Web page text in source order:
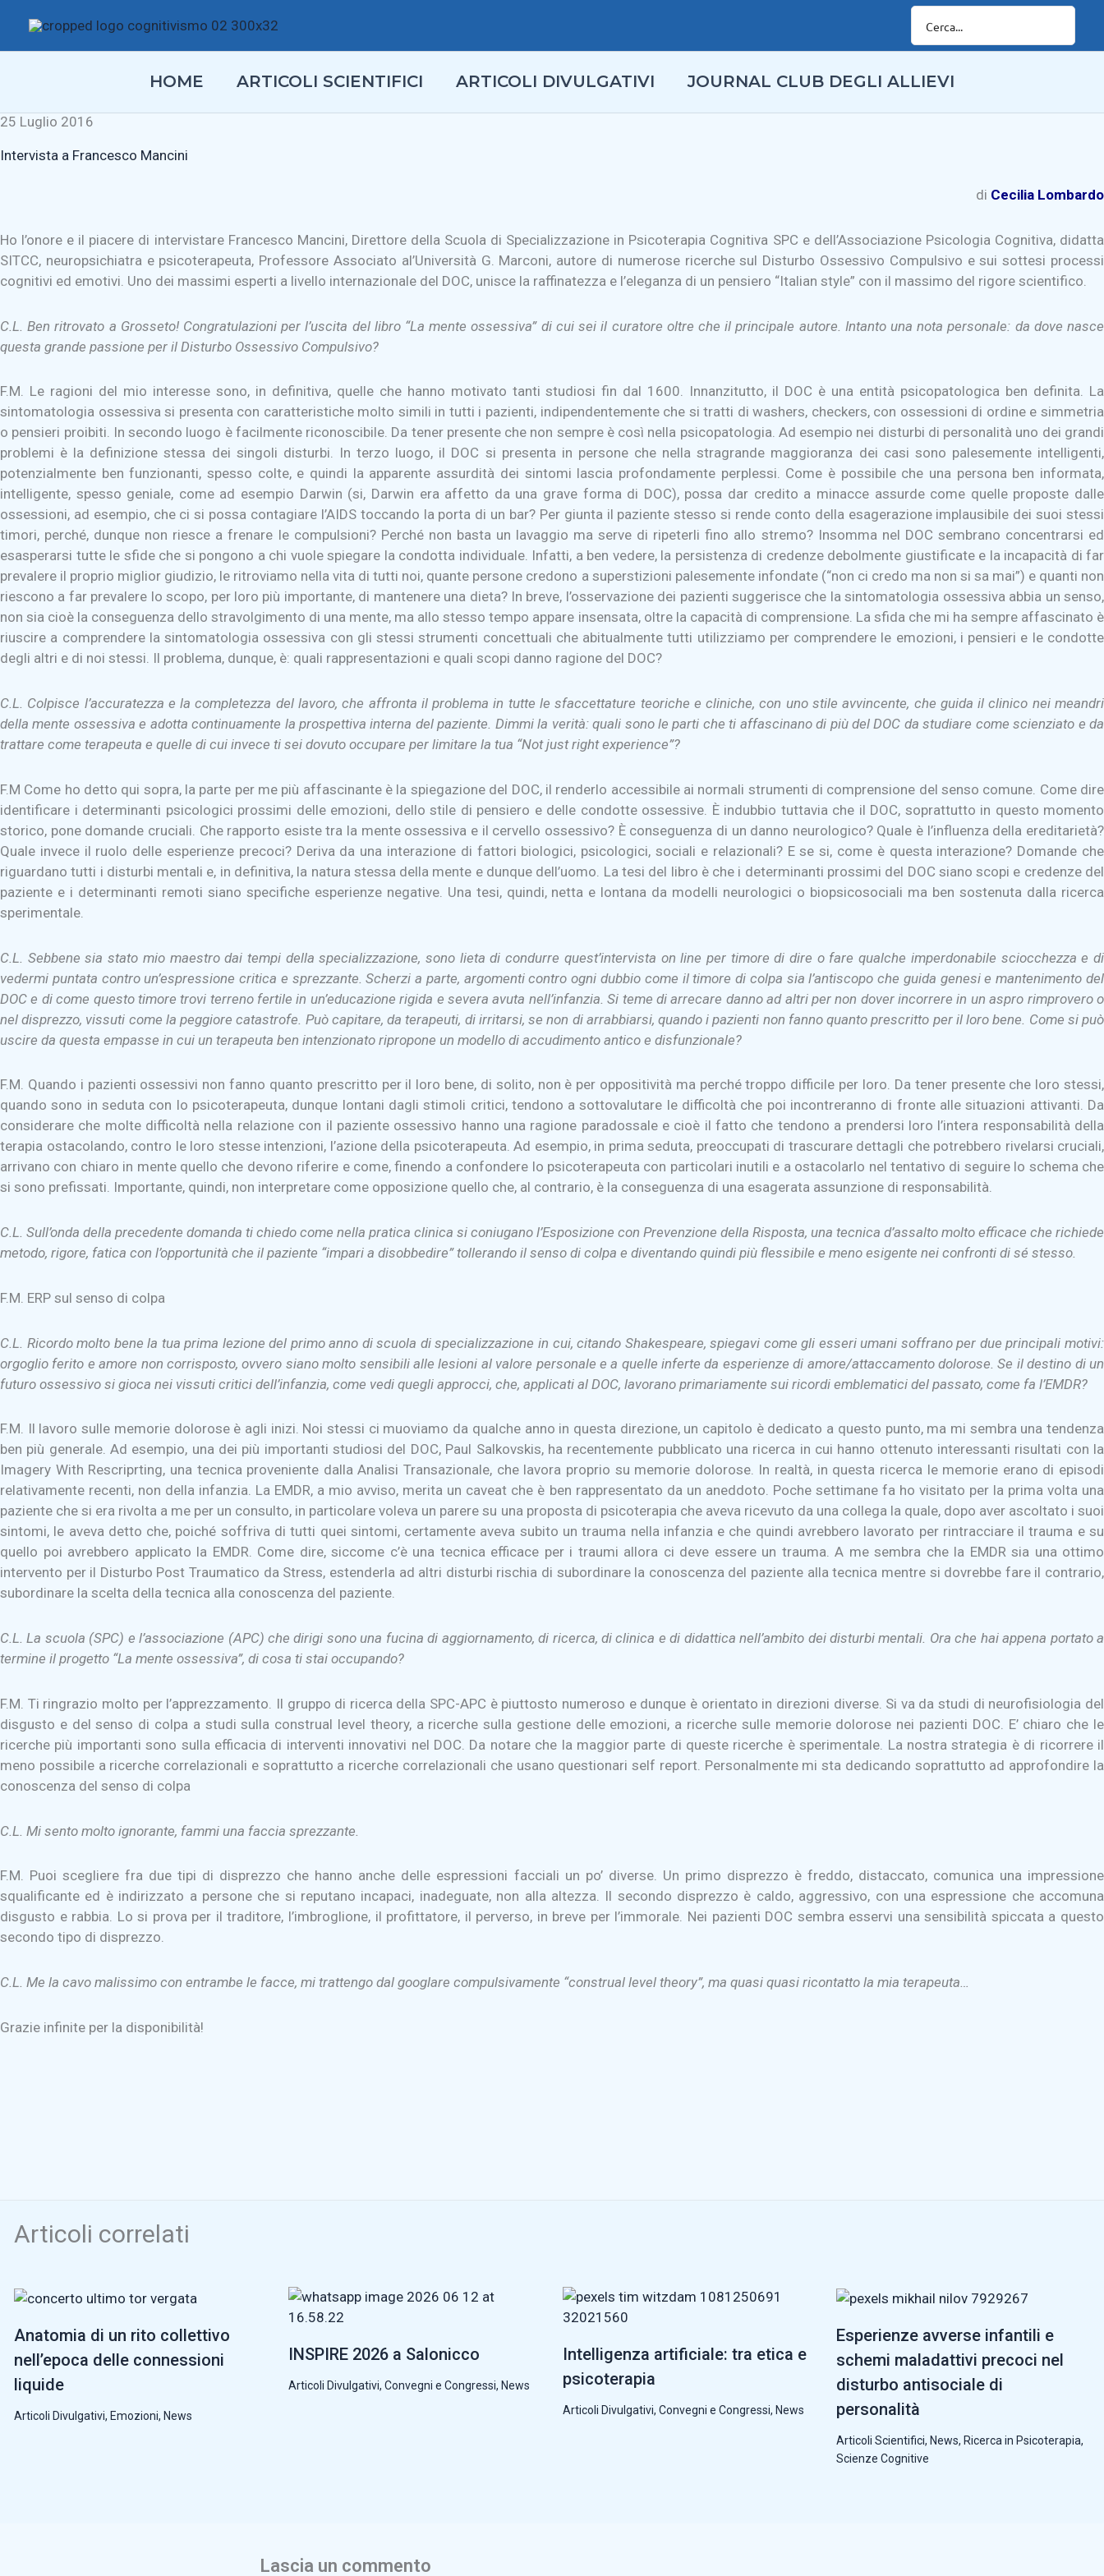
contenuto
HOME ARTICOLI SCIENTIFICI ARTICOLI DIVULGATIVI JOURNAL CLUB DEGLI ALLIEVI
25 Luglio 2016
Intervista a Francesco Mancini
di Cecilia Lombardo
Ho l’onore e il piacere di intervistare Francesco Mancini, Direttore della Scuola di Specializzazione in Psicoterapia Cognitiva SPC e dell’Associazione Psicologia Cognitiva, didatta
SITCC, neuropsichiatra e psicoterapeuta, Professore Associato al’Università G. Marconi, autore di numerose ricerche sul Disturbo Ossessivo Compulsivo e sui sottesi processi
cognitivi ed emotivi. Uno dei massimi esperti a livello internazionale del DOC, unisce la raffinatezza e l’eleganza di un pensiero “Italian style” con il massimo del rigore scientifico.
C.L. Ben ritrovato a Grosseto! Congratulazioni per l’uscita del libro “La mente ossessiva” di cui sei il curatore oltre che il principale autore. Intanto una nota personale: da dove nasce
questa grande passione per il Disturbo Ossessivo Compulsivo?
F.M. Le ragioni del mio interesse sono, in definitiva, quelle che hanno motivato tanti studiosi fin dal 1600. Innanzitutto, il DOC è una entità psicopatologica ben definita. La
sintomatologia ossessiva si presenta con caratteristiche molto simili in tutti i pazienti, indipendentemente che si tratti di washers, checkers, con ossessioni di ordine e simmetria
o pensieri proibiti. In secondo luogo è facilmente riconoscibile. Da tener presente che non sempre è così nella psicopatologia. Ad esempio nei disturbi di personalità uno dei grandi
problemi è la definizione stessa dei singoli disturbi. In terzo luogo, il DOC si presenta in persone che nella stragrande maggioranza dei casi sono palesemente intelligenti,
potenzialmente ben funzionanti, spesso colte, e quindi la apparente assurdità dei sintomi lascia profondamente perplessi. Come è possibile che una persona ben informata,
intelligente, spesso geniale, come ad esempio Darwin (si, Darwin era affetto da una grave forma di DOC), possa dar credito a minacce assurde come quelle proposte dalle
ossessioni, ad esempio, che ci si possa contagiare l’AIDS toccando la porta di un bar? Per giunta il paziente stesso si rende conto della esagerazione implausibile dei suoi stessi
timori, perché, dunque non riesce a frenare le compulsioni? Perché non basta un lavaggio ma serve di ripeterli fino allo stremo? Insomma nel DOC sembrano concentrarsi ed
esasperarsi tutte le sfide che si pongono a chi vuole spiegare la condotta individuale. Infatti, a ben vedere, la persistenza di credenze debolmente giustificate e la incapacità di far
prevalere il proprio miglior giudizio, le ritroviamo nella vita di tutti noi, quante persone credono a superstizioni palesemente infondate (“non ci credo ma non si sa mai”) e quanti non
riescono a far prevalere lo scopo, per loro più importante, di mantenere una dieta? In breve, l’osservazione dei pazienti suggerisce che la sintomatologia ossessiva abbia un senso,
non sia cioè la conseguenza dello stravolgimento di una mente, ma allo stesso tempo appare insensata, oltre la capacità di comprensione. La sfida che mi ha sempre affascinato è
riuscire a comprendere la sintomatologia ossessiva con gli stessi strumenti concettuali che abitualmente tutti utilizziamo per comprendere le emozioni, i pensieri e le condotte
degli altri e di noi stessi. Il problema, dunque, è: quali rappresentazioni e quali scopi danno ragione del DOC?
C.L. Colpisce l’accuratezza e la completezza del lavoro, che affronta il problema in tutte le sfaccettature teoriche e cliniche, con uno stile avvincente, che guida il clinico nei meandri
della mente ossessiva e adotta continuamente la prospettiva interna del paziente. Dimmi la verità: quali sono le parti che ti affascinano di più del DOC da studiare come scienziato e da
trattare come terapeuta e quelle di cui invece ti sei dovuto occupare per limitare la tua “Not just right experience”?
F.M Come ho detto qui sopra, la parte per me più affascinante è la spiegazione del DOC, il renderlo accessibile ai normali strumenti di comprensione del senso comune. Come dire
identificare i determinanti psicologici prossimi delle emozioni, dello stile di pensiero e delle condotte ossessive. È indubbio tuttavia che il DOC, soprattutto in questo momento
storico, pone domande cruciali. Che rapporto esiste tra la mente ossessiva e il cervello ossessivo? È conseguenza di un danno neurologico? Quale è l’influenza della ereditarietà?
Quale invece il ruolo delle esperienze precoci? Deriva da una interazione di fattori biologici, psicologici, sociali e relazionali? E se si, come è questa interazione? Domande che
riguardano tutti i disturbi mentali e, in definitiva, la natura stessa della mente e dunque dell’uomo. La tesi del libro è che i determinanti prossimi del DOC siano scopi e credenze del
paziente e i determinanti remoti siano specifiche esperienze negative. Una tesi, quindi, netta e lontana da modelli neurologici o biopsicosociali ma ben sostenuta dalla ricerca
sperimentale.
C.L. Sebbene sia stato mio maestro dai tempi della specializzazione, sono lieta di condurre quest’intervista on line per timore di dire o fare qualche imperdonabile sciocchezza e di
vedermi puntata contro un’espressione critica e sprezzante. Scherzi a parte, argomenti contro ogni dubbio come il timore di colpa sia l’antiscopo che guida genesi e mantenimento del
DOC e di come questo timore trovi terreno fertile in un’educazione rigida e severa avuta nell’infanzia. Si teme di arrecare danno ad altri per non dover incorrere in un aspro rimprovero o
nel disprezzo, vissuti come la peggiore catastrofe. Può capitare, da terapeuti, di irritarsi, se non di arrabbiarsi, quando i pazienti non fanno quanto prescritto per il loro bene. Come si può
uscire da questa empasse in cui un terapeuta ben intenzionato ripropone un modello di accudimento antico e disfunzionale?
F.M. Quando i pazienti ossessivi non fanno quanto prescritto per il loro bene, di solito, non è per oppositività ma perché troppo difficile per loro. Da tener presente che loro stessi,
quando sono in seduta con lo psicoterapeuta, dunque lontani dagli stimoli critici, tendono a sottovalutare le difficoltà che poi incontreranno di fronte alle situazioni attivanti. Da
considerare che molte difficoltà nella relazione con il paziente ossessivo hanno una ragione paradossale e cioè il fatto che tendono a prendersi loro l’intera responsabilità della
terapia ostacolando, contro le loro stesse intenzioni, l’azione della psicoterapeuta. Ad esempio, in prima seduta, preoccupati di trascurare dettagli che potrebbero rivelarsi cruciali,
arrivano con chiaro in mente quello che devono riferire e come, finendo a confondere lo psicoterapeuta con particolari inutili e a ostacolarlo nel tentativo di seguire lo schema che
si sono prefissati. Importante, quindi, non interpretare come opposizione quello che, al contrario, è la conseguenza di una esagerata assunzione di responsabilità.
C.L. Sull’onda della precedente domanda ti chiedo come nella pratica clinica si coniugano l’Esposizione con Prevenzione della Risposta, una tecnica d’assalto molto efficace che richiede
metodo, rigore, fatica con l’opportunità che il paziente “impari a disobbedire” tollerando il senso di colpa e diventando quindi più flessibile e meno esigente nei confronti di sé stesso.
F.M. ERP sul senso di colpa
C.L. Ricordo molto bene la tua prima lezione del primo anno di scuola di specializzazione in cui, citando Shakespeare, spiegavi come gli esseri umani soffrano per due principali motivi:
orgoglio ferito e amore non corrisposto, ovvero siano molto sensibili alle lesioni al valore personale e a quelle inferte da esperienze di amore/attaccamento dolorose. Se il destino di un
futuro ossessivo si gioca nei vissuti critici dell’infanzia, come vedi quegli approcci, che, applicati al DOC, lavorano primariamente sui ricordi emblematici del passato, come fa l’EMDR?
F.M. Il lavoro sulle memorie dolorose è agli inizi. Noi stessi ci muoviamo da qualche anno in questa direzione, un capitolo è dedicato a questo punto, ma mi sembra una tendenza
ben più generale. Ad esempio, una dei più importanti studiosi del DOC, Paul Salkovskis, ha recentemente pubblicato una ricerca in cui hanno ottenuto interessanti risultati con la
Imagery With Rescriprting, una tecnica proveniente dalla Analisi Transazionale, che lavora proprio su memorie dolorose. In realtà, in questa ricerca le memorie erano di episodi
relativamente recenti, non della infanzia. La EMDR, a mio avviso, merita un caveat che è ben rappresentato da un aneddoto. Poche settimane fa ho visitato per la prima volta una
paziente che si era rivolta a me per un consulto, in particolare voleva un parere su una proposta di psicoterapia che aveva ricevuto da una collega la quale, dopo aver ascoltato i suoi
sintomi, le aveva detto che, poiché soffriva di tutti quei sintomi, certamente aveva subito un trauma nella infanzia e che quindi avrebbero lavorato per rintracciare il trauma e su
quello poi avrebbero applicato la EMDR. Come dire, siccome c’è una tecnica efficace per i traumi allora ci deve essere un trauma. A me sembra che la EMDR sia una ottimo
intervento per il Disturbo Post Traumatico da Stress, estenderla ad altri disturbi rischia di subordinare la conoscenza del paziente alla tecnica mentre si dovrebbe fare il contrario,
subordinare la scelta della tecnica alla conoscenza del paziente.
C.L. La scuola (SPC) e l’associazione (APC) che dirigi sono una fucina di aggiornamento, di ricerca, di clinica e di didattica nell’ambito dei disturbi mentali. Ora che hai appena portato a
termine il progetto “La mente ossessiva”, di cosa ti stai occupando?
F.M. Ti ringrazio molto per l’apprezzamento. Il gruppo di ricerca della SPC-APC è piuttosto numeroso e dunque è orientato in direzioni diverse. Si va da studi di neurofisiologia del
disgusto e del senso di colpa a studi sulla construal level theory, a ricerche sulla gestione delle emozioni, a ricerche sulle memorie dolorose nei pazienti DOC. E’ chiaro che le
ricerche più importanti sono sulla efficacia di interventi innovativi nel DOC. Da notare che la maggior parte di queste ricerche è sperimentale. La nostra strategia è di ricorrere il
meno possibile a ricerche correlazionali e soprattutto a ricerche correlazionali che usano questionari self report. Personalmente mi sta dedicando soprattutto ad approfondire la
conoscenza del senso di colpa
C.L. Mi sento molto ignorante, fammi una faccia sprezzante.
F.M. Puoi scegliere fra due tipi di disprezzo che hanno anche delle espressioni facciali un po’ diverse. Un primo disprezzo è freddo, distaccato, comunica una impressione
squalificante ed è indirizzato a persone che si reputano incapaci, inadeguate, non alla altezza. Il secondo disprezzo è caldo, aggressivo, con una espressione che accomuna
disgusto e rabbia. Lo si prova per il traditore, l’imbroglione, il profittatore, il perverso, in breve per l’immorale. Nei pazienti DOC sembra esservi una sensibilità spiccata a questo
secondo tipo di disprezzo.
C.L. Me la cavo malissimo con entrambe le facce, mi trattengo dal googlare compulsivamente “construal level theory”, ma quasi quasi ricontatto la mia terapeuta…
Grazie infinite per la disponibilità!
Articoli correlati
Anatomia di un rito collettivo
nell’epoca delle connessioni
liquide
Articoli Divulgativi, Emozioni, News
INSPIRE 2026 a Salonicco
Articoli Divulgativi, Convegni e Congressi, News
Intelligenza artificiale: tra etica e
psicoterapia
Articoli Divulgativi, Convegni e Congressi, News
Esperienze avverse infantili e
schemi maladattivi precoci nel
disturbo antisociale di
personalità
Articoli Scientifici,News,Ricerca in Psicoterapia,
Scienze Cognitive
Lascia un commento